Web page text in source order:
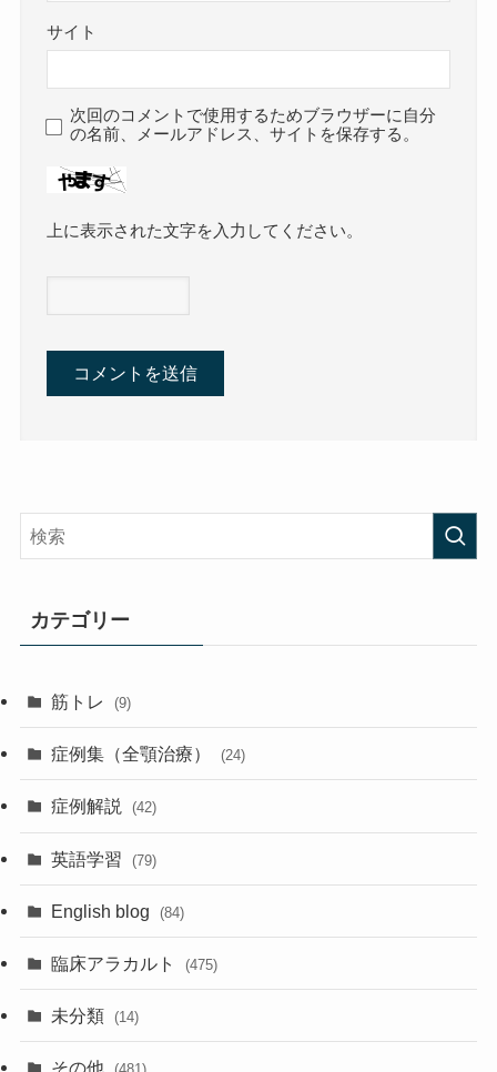
サイト
次回のコメントで使用するためブラウザーに自分
の名前、メールアドレス、サイトを保存する。
上に表示された文字を入力してください。
カテゴリー
筋トレ (9)
症例集（全顎治療） (24)
症例解説 (42)
英語学習 (79)
English blog (84)
臨床アラカルト (475)
未分類 (14)
その他